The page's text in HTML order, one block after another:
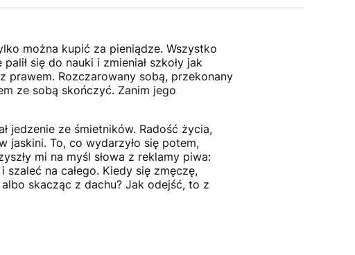
można kupić za pieniądze. Wszystko
się do nauki i zmieniał szkoły jak
prawem. Rozczarowany sobą, przekonany
ze sobą skończyć. Zanim jego
jedzenie ze śmietników. Radość życia,
jaskini. To, co wydarzyło się potem,
mi na myśl słowa z reklamy piwa:
na całego. Kiedy się zmęczę,
skacząc z dachu? Jak odejść, to z